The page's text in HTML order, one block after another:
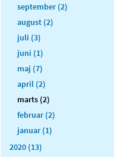
september (2)
august (2)
juli (3)
juni (1)
maj (7)
april (2)
marts (2)
februar (2)
januar (1)
2020 (13)